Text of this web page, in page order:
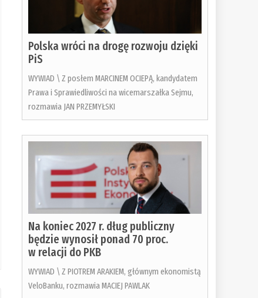
Polska wróci na drogę rozwoju dzięki
PiS
WYWIAD \ Z posłem MARCINEM OCIEPĄ, kandydatem
Prawa i Sprawiedliwości na wicemarszałka Sejmu,
rozmawia JAN PRZEMYŁSKI
Na koniec 2027 r. dług publiczny
będzie wynosił ponad 70 proc.
w relacji do PKB
WYWIAD \ Z PIOTREM ARAKIEM, głównym ekonomistą
VeloBanku, rozmawia MACIEJ PAWLAK